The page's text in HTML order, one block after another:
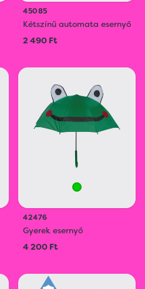
45085
Kétszínű automata esernyő
2 490 Ft
42476
Gyerek esernyő
4 200 Ft